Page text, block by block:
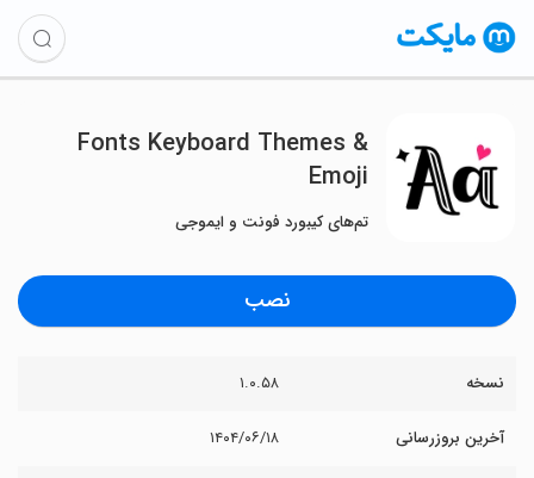
Fonts Keyboard Themes &
Emoji
تم‌های کیبورد فونت و ایموجی
نصب
نسخه ۱.۰.۵۸
آخرین بروزرسانی ۱۴۰۴/۰۶/۱۸